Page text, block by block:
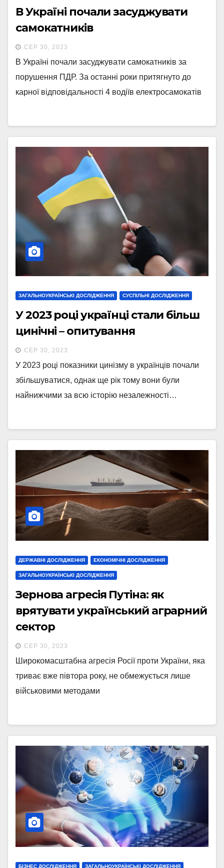
В Україні почали засуджувати
самокатників
СЕР 30, 2023
В Україні почали засуджувати самокатників за
порушення ПДР. За останні роки притягнуто до
карної відповідальності 4 водіїв електросамокатів
ЗАГАЛЬНОУКРАЇНСЬКІ ДОСЛІДЖЕННЯ СУСПІЛЬНІ ДОСЛІДЖЕННЯ
У 2023 році українці стали більш
цинічні – опитування
СЕР 30, 2023
У 2023 році показники цинізму в українців почали
збільшуватися, однак ще рік тому вони були
найнижчими за всю історію незалежності…
ДЕРЖАВНІ ДОСЛІДЖЕННЯ ЕКОНОМІЧНІ ДОСЛІДЖЕННЯ
ЗАГАЛЬНОУКРАЇНСЬКІ ДОСЛІДЖЕННЯ
Зернова агресія Путіна: як
врятувати український аграрний
сектор
СЕР 30, 2023
Широкомасштабна агресія Росії проти України, яка
триває вже півтора року, не обмежується лише
військовими методами
БІЗНЕС ДОСЛІДЖЕННЯ ЗАГАЛЬНОУКРАЇНСЬКІ ДОСЛІДЖЕННЯ